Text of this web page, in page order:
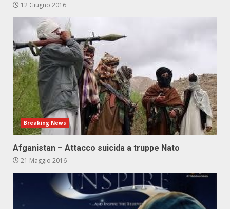
12 Giugno 2016
Breaking News
Afganistan – Attacco suicida a truppe Nato
21 Maggio 2016